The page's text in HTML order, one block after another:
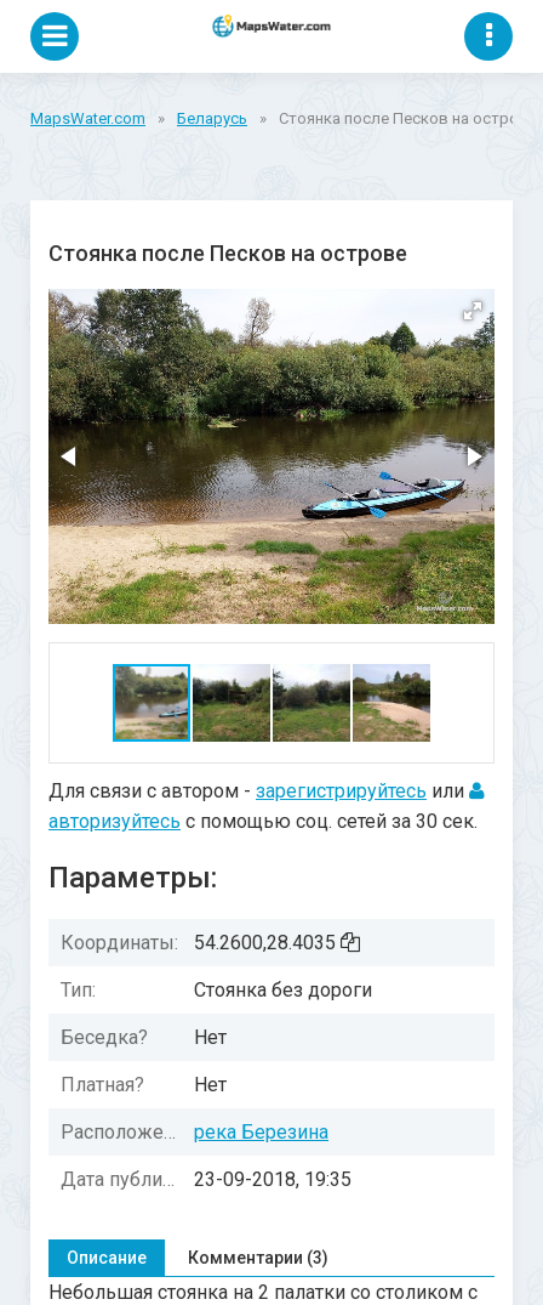
MapsWater.com » Беларусь » Стоянка после Песков на острове
Стоянка после Песков на острове
Для связи с автором - зарегистрируйтесь или
авторизуйтесь с помощью соц. сетей за 30 сек.
Параметры:
Координаты: 54.2600,28.4035
Тип: Стоянка без дороги
Беседка? Нет
Платная? Нет
Расположение: река Березина
Дата публикации: 23-09-2018, 19:35
Описание Комментарии (3)
Небольшая стоянка на 2 палатки со столиком с